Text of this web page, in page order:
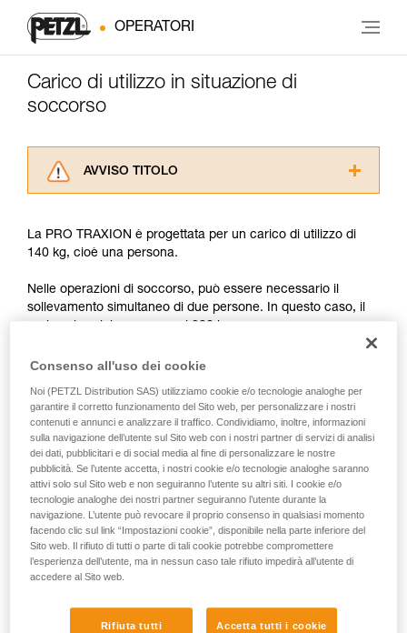
OPERATORI
Carico di utilizzo in situazione di
soccorso
AVVISO TITOLO
consultarlo. Dovete aver compreso le
informazioni dell’istruzione tecnica per poter
La padronanza di queste tecniche richiede una
formazione ed un addestramento specifico.
sicurezza, prima di riprodurla autonomamente.
Forniamo esempi di tecniche relative alla vostra
attività. Ne possono esistere altre che non
vengono qui descritte.
La PRO TRAXION è progettata per un carico di utilizzo di
140 kg, cioè una persona.
Nelle operazioni di soccorso, può essere necessario il
sollevamento simultaneo di due persone. In questo caso, il
Con un tale carico, il minimo sovraccarico dinamico può
generare sollecitazioni che si avvicinano ai valori di
lacerazione delle corde (vedi tabella informativa capitolo 3).
Sono quindi necessarie alcune precauzioni:
- Autoassicurazione delle due persone sollevate.
- Tenere la corda sempre tesa, il minimo lasco di corda
rappresenta una potenziale altezza di caduta, quindi un
Consenso all'uso dei cookie
Noi (PETZL Distribution SAS) utilizziamo cookie e/o tecnologie analoghe per
garantire il corretto funzionamento del Sito web, per personalizzare i nostri
contenuti e annunci e analizzare il traffico. Condividiamo, inoltre, informazioni
sulla navigazione dell’utente sul Sito web con i nostri partner di servizi di analisi
dei dati, pubblicitari e di social media al fine di personalizzare le nostre
pubblicità. Se l’utente accetta, i nostri cookie e/o tecnologie analoghe saranno
attivi solo sul Sito web e non seguiranno l’utente su altri siti. I cookie e/o
tecnologie analoghe dei nostri partner seguiranno l’utente durante la
navigazione. L’utente può revocare il proprio consenso in qualsiasi momento
facendo clic sul link “Impostazioni cookie”, disponibile nella parte inferiore del
Sito web. Il rifiuto di tutti o parte di tali cookie potrebbe compromettere
l’esperienza dell’utente, ma in nessun caso tale rifiuto impedirà all’utente di
accedere al Sito web.
Rifiuta tutti Accetta tutti i cookie